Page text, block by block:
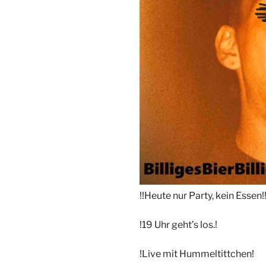
!!Heute nur Party, kein Essen!!
!19 Uhr geht’s los.!
!Live mit Hummeltittchen!